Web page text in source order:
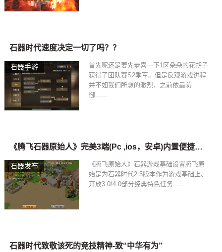
石器手游
石器时代速度决定一切了吗？？
首先呢还是要先恭喜一下1区朵朵的花胡子
获得了团队赛S2季军。但是反观游戏进程
并不如我们所想的激烈，之前依靠防
御......
石器发布
《腾飞石器原始人》完美3端(Pc ,ios，安卓)内置便捷功能,高清画质,限5开。
《腾飞原始人》石器游戏基础设置腾飞原
始是为石器时代2.5版本作为游戏基础上、
开放3.0/4.0部分经典特色任务......
石器时代致敬该死的竞技精神-致“中华有为”